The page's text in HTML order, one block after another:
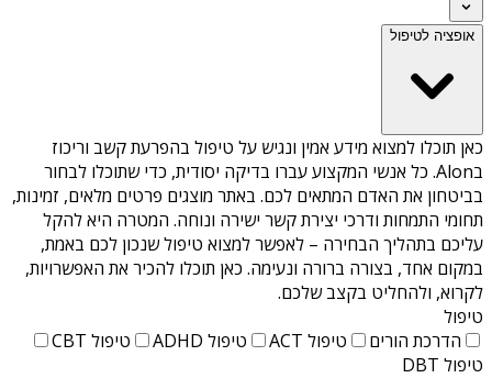
אופציה לטיפול
כאן תוכלו למצוא מידע אמין ונגיש על טיפול בהפרעת קשב וריכוז
בAlon
. כל אנשי המקצוע עברו בדיקה יסודית, כדי שתוכלו לבחור
בביטחון את האדם המתאים לכם. באתר מוצגים פרטים מלאים, זמינות,
תחומי התמחות ודרכי יצירת קשר ישירה ונוחה. המטרה היא להקל
עליכם בתהליך הבחירה – לאפשר למצוא טיפול שנכון לכם באמת,
במקום אחד, בצורה ברורה ונעימה. כאן תוכלו להכיר את האפשרויות,
לקרוא, ולהחליט בקצב שלכם.
טיפול
הדרכת הורים
טיפול ACT טיפול ADHD
טיפול CBT
טיפול DBT